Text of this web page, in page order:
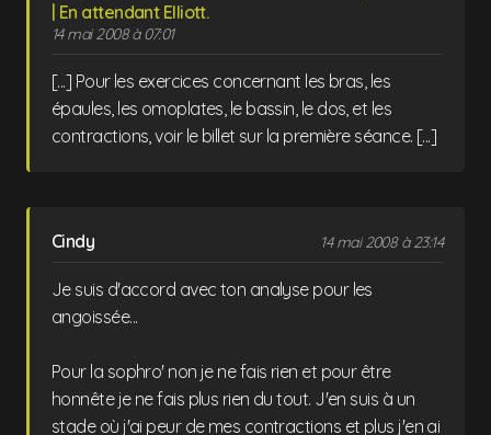
| En attendant Elliott.
14 mai 2008 à 07:01
[...] Pour les exercices concernant les bras, les
épaules, les omoplates, le bassin, le dos, et les
contractions, voir le billet sur la première séance. [...]
Cindy 14 mai 2008 à 23:14
Je suis d'accord avec ton analyse pour les
angoissée...
Pour la sophro' non je ne fais rien et pour être
honnête je ne fais plus rien du tout. J'en suis à un
stade où j'ai peur de mes contractions et plus j'en ai